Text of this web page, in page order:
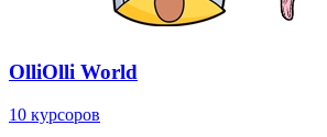
OlliOlli World
10 курсоров